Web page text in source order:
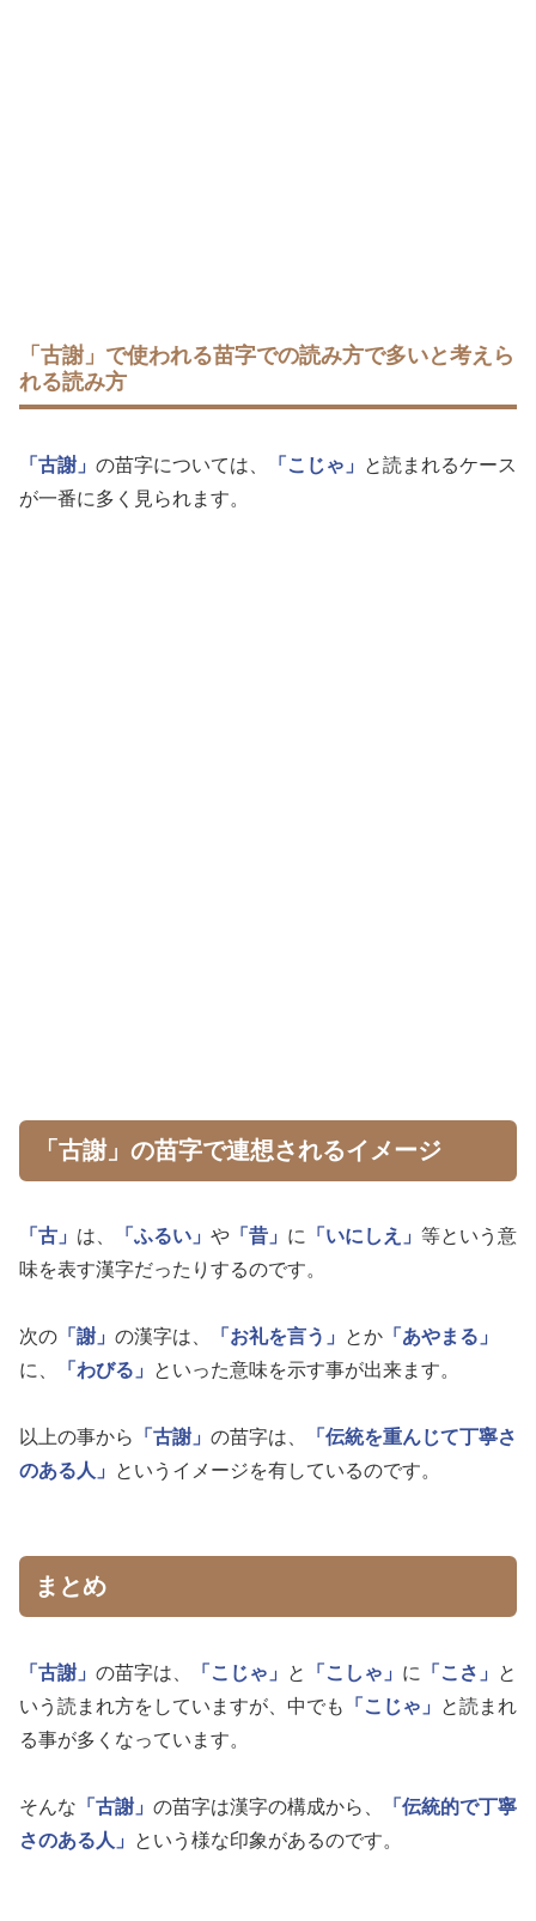
「古謝」で使われる苗字での読み方で多いと考えら
れる読み方
「古謝」 の苗字については、 「こじゃ」
と読まれるケース
が一番に多く見られます。
「古謝」の苗字で連想されるイメージ
「古」 は、 「ふるい」 や 「昔」 に 「いにしえ」 等という意
味を表す漢字だったりするのです。
次の 「謝」 の漢字は、 「お礼を言う」 とか 「あやまる」
に、
「わびる」 といった意味を示す事が出来ます。
以上の事から 「古謝」 の苗字は、
「伝統を重んじて丁寧さ
のある人」
というイメージを有しているのです。
まとめ
「古謝」 の苗字は、 「こじゃ」 と 「こしゃ」 に 「こさ」
と
いう読まれ方をしていますが、中でも
「こじゃ」
と読まれ
る事が多くなっています。
そんな 「古謝」 の苗字は漢字の構成から、
「伝統的で丁寧
さのある人」
という様な印象があるのです。